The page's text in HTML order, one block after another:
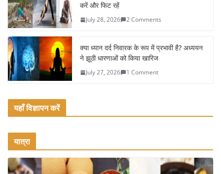
k करें और फिट रहें
July 28, 2026 2 Comments
क्या ध्यान दर्द निवारक के रूप में प्रभावी है? अध्ययन
ने झूठी धारणाओं को किया खारिज
July 27, 2026 1 Comment
यहाँ विज्ञापन करें
यात्रा